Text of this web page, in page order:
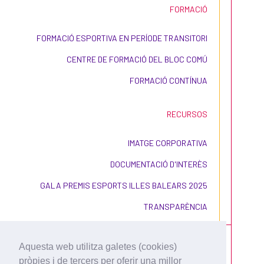
Aquesta web utilitza galetes (cookies)
pròpies i de tercers per oferir una millor
totes les iniciatives dels centres escolars
adherits i farà de plataforma de difusió
No dubteu a contactar amb nosaltres si
telèfon 971 71 08 11.
FORMACIÓ
FORMACIÓ ESPORTIVA EN PERÍODE TRANSITORI
CENTRE DE FORMACIÓ DEL BLOC COMÚ
FORMACIÓ CONTÍNUA
RECURSOS
IMATGE CORPORATIVA
DOCUMENTACIÓ D'INTERÈS
GALA PREMIS ESPORTS ILLES BALEARS 2025
TRANSPARÈNCIA